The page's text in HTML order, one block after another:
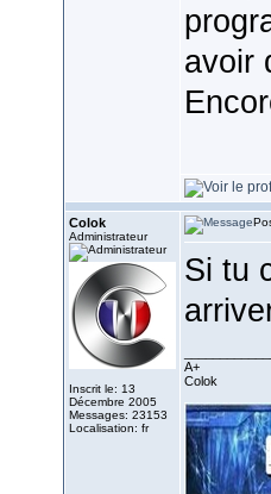
avoir
Colok
Administrateur
Inscrit le: 13
Décembre 2005
Messages: 23153
Localisation: fr
Si tu
A+
Colok